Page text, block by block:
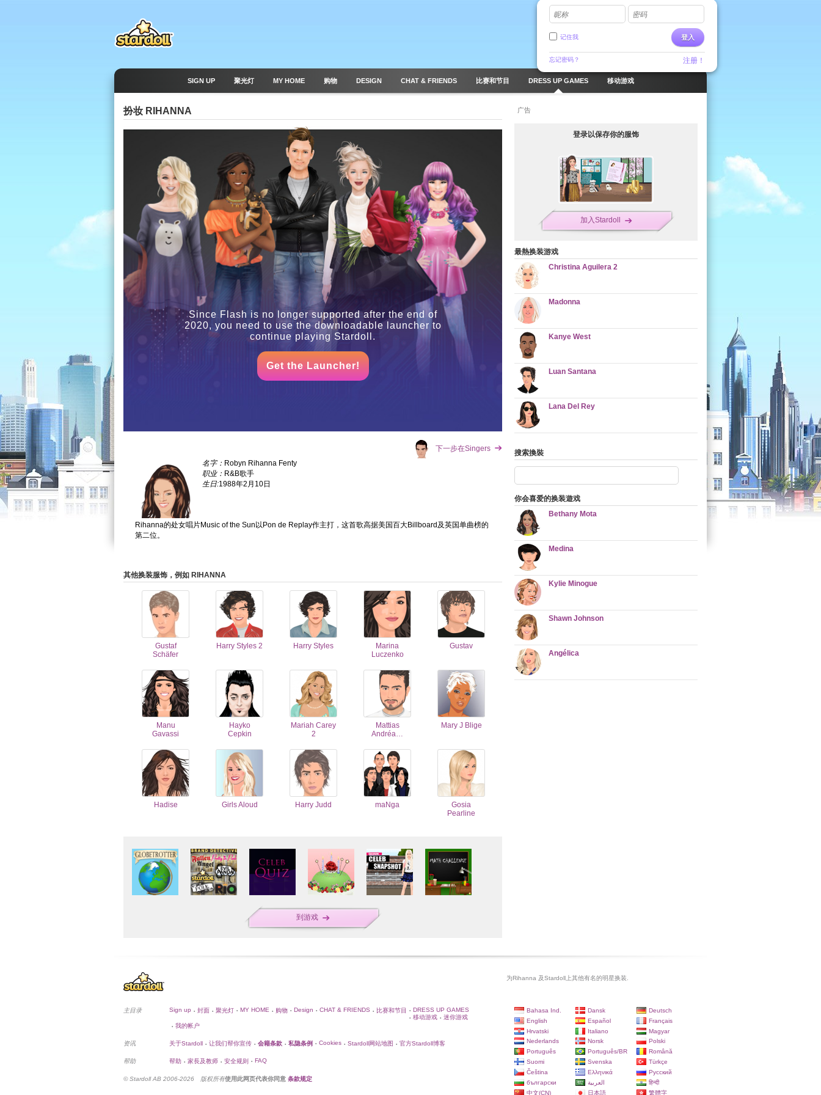
昵称 密码
登入
记住我
忘记密码？ 注册！
SIGN UP 聚光灯 MY HOME 购物 DESIGN CHAT & FRIENDS 比赛和节目 DRESS UP GAMES 移动游戏
扮妆 RIHANNA
Since Flash is no longer supported after the end of
2020, you need to use the downloadable launcher to
continue playing Stardoll.
Get the Launcher!
下一步在Singers
名字： Robyn Rihanna Fenty
职业： R&B歌手
生日:1988年2月10日
Rihanna的处女唱片Music of the Sun以Pon de Replay作主打，这首歌高据美国百大Billboard及英国单曲榜的
第二位。
其他换装服饰，例如 RIHANNA
Gustaf
Schäfer
Harry Styles 2 Harry Styles
Marina
Luczenko
Gustav
Manu
Gavassi
Hayko
Cepkin
Mariah Carey
2
Mattias
Andréa…
Mary J Blige
Hadise Girls Aloud Harry Judd maNga
Gosia
Pearline
到游戏
广告
登录以保存你的服饰
加入Stardoll
最熱换装游戏
Christina Aguilera 2
Madonna
Kanye West
Luan Santana
Lana Del Rey
搜索換裝
你会喜爱的换装遊戏
Bethany Mota
Medina
Kylie Minogue
Shawn Johnson
Angélica
为Rihanna 及Stardoll上其他有名的明星换装.
主目录 Sign up • 封面 • 聚光灯 • MY HOME • 购物 • Design • CHAT & FRIENDS • 比赛和节目 • DRESS UP GAMES
• 移动游戏 • 迷你游戏
• 我的帐户
资讯 关于Stardoll • 让我们帮你宣传 • 会籍条款 • 私隐条例 • Cookies • Stardoll网站地图 • 官方Stardoll博客
帮助 帮助 • 家長及教师 • 安全规则 • FAQ
© Stardoll AB 2006-2026 版权所有使用此网页代表你同意 条款规定
Bahasa Ind. Dansk
Deutsch
English
Español
Français
Hrvatski
Italiano
Magyar
Nederlands
Norsk
Polski
Português
Português/BR
Română
Suomi
Svenska
Türkçe
Čeština
Ελληνικά
Русский
български
العربية
हिन्दी
中文(CN)
日本語 繁體字